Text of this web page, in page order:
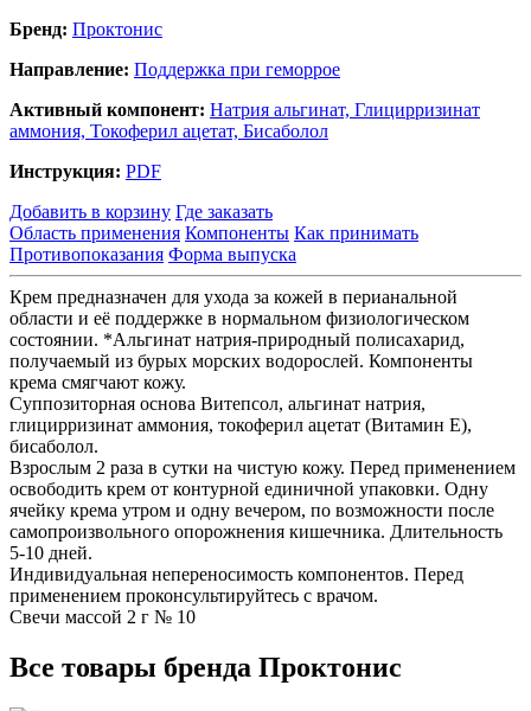
Бренд: Проктонис
Направление: Поддержка при геморрое
Активный компонент: Натрия альгинат, Глицирризинат
аммония, Токоферил ацетат, Бисаболол
Инструкция: PDF
Добавить в корзину Где заказать
Область применения Компоненты Как принимать
Противопоказания Форма выпуска
Крем предназначен для ухода за кожей в перианальной
области и её поддержке в нормальном физиологическом
состоянии. *Альгинат натрия-природный полисахарид,
получаемый из бурых морских водорослей. Компоненты
крема смягчают кожу.
Суппозиторная основа Витепсол, альгинат натрия,
глицирризинат аммония, токоферил ацетат (Витамин Е),
бисаболол.
Взрослым 2 раза в сутки на чистую кожу. Перед применением
освободить крем от контурной единичной упаковки. Одну
ячейку крема утром и одну вечером, по возможности после
самопроизвольного опорожнения кишечника. Длительность
5-10 дней.
Индивидуальная непереносимость компонентов. Перед
применением проконсультируйтесь с врачом.
Свечи массой 2 г № 10
Все товары бренда Проктонис